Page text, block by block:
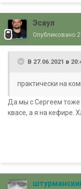
Эсаул
Опубликовано
В 27.06.2021 в
практически на
Да мы с Сергеем тоже
квасе, а я на кефире.